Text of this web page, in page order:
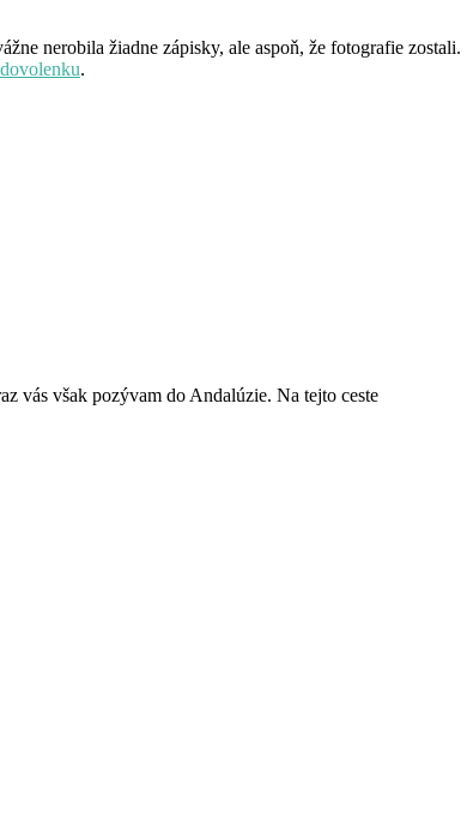
nerobila žiadne zápisky, ale aspoň, že fotografie zostali.
.
vás však pozývam do Andalúzie. Na tejto ceste